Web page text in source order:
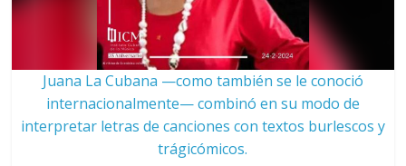
Juana La Cubana —como también se le conoció
internacionalmente— combinó en su modo de
interpretar letras de canciones con textos burlescos y
trágicómicos.